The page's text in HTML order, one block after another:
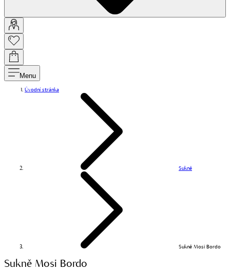
Menu
Úvodní stránka
Sukně
Sukně Mosi Bordo
Sukně Mosi Bordo